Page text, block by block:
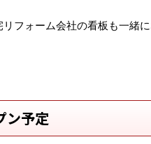
フォーム会社の看板も一緒
ン予定